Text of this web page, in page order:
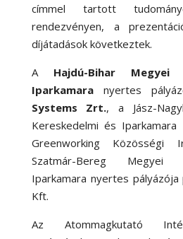
címmel tartott
rendezvényen, a
díjátadások következtek.
A Hajdú-Bihar Megyei
Iparkamaranyertes
Systems Zrt., a Jász-
Kereskedelmi és
Greenworking Közösségi
Szatmár-Bereg Megyei
Iparkamara nyertes
Kft.
Az Atommagkutató